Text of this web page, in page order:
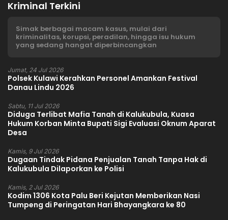
Kriminal Terkini
Simak berbagai macam kasus, mulai dari
kriminalitas, korupsi, peradilan, hingga isu hukum
yang sedang hangat diperbincangkan
Jumat, 24 Jul 2026
Polsek Kulawi Kerahkan Personel Amankan Festival
Danau Lindu 2026
Sabtu, 11 Jul 2026
Diduga Terlibat Mafia Tanah di Kalukubula, Kuasa
Hukum Korban Minta Bupati Sigi Evaluasi Oknum Aparat
Desa
Kamis, 9 Jul 2026
Dugaan Tindak Pidana Penjualan Tanah Tanpa Hak di
Kalukubula Dilaporkan ke Polisi
Kamis, 2 Jul 2026
Kodim 1306 Kota Palu Beri Kejutan Memberikan Nasi
Tumpeng di Peringatan Hari Bhayangkara ke 80